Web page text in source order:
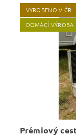
VYROBENO V ČR
DOMÁCÍ VÝROBA
Prémiový